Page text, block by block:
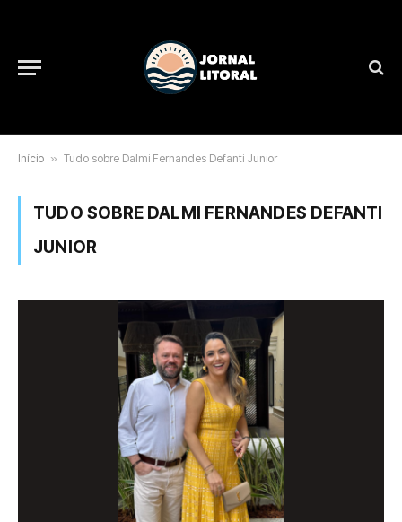
Início » Tudo sobre Dalmi Fernandes Defanti Junior
TUDO SOBRE DALMI FERNANDES DEFANTI
JUNIOR